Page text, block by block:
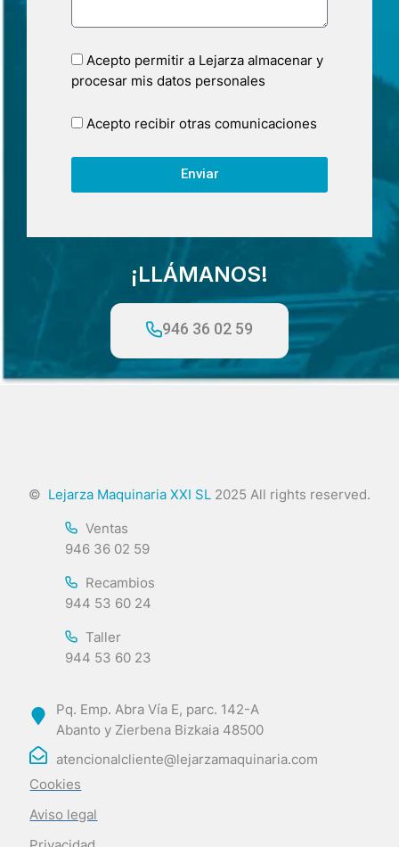
Acepto permitir a Lejarza almacenar y
procesar mis datos personales
Acepto recibir otras comunicaciones
Enviar
¡LLÁMANOS!
946 36 02 59
© Lejarza Maquinaria XXI SL 2025 All rights reserved.
Ventas
946 36 02 59
Recambios
944 53 60 24
Taller
944 53 60 23
Pq. Emp. Abra Vía E, parc. 142-A
Abanto y Zierbena Bizkaia 48500
atencionalcliente@lejarzamaquinaria.com
Cookies
Aviso legal